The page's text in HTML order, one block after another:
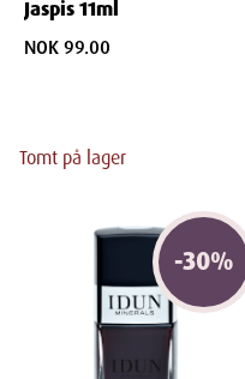
Jaspis 11ml
NOK 99.00
Tomt på lager
-30%